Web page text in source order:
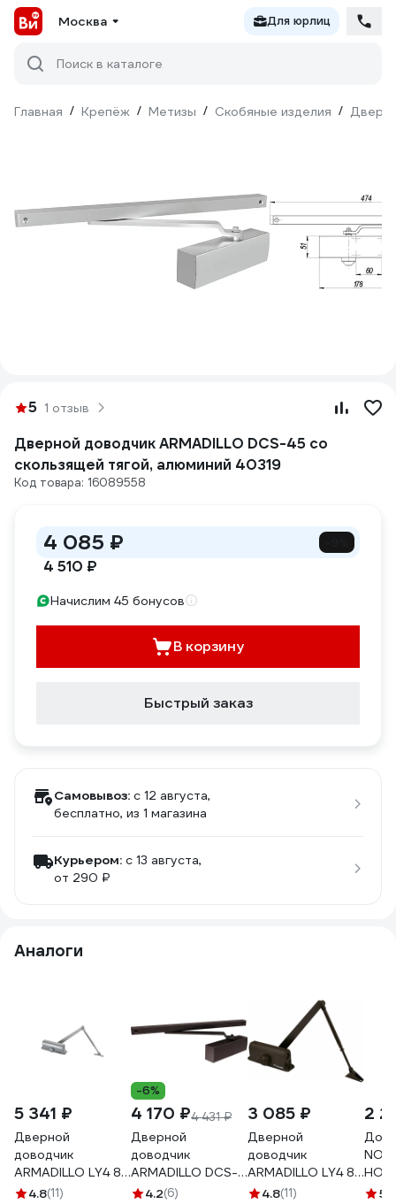
Москва Для юрлиц
Поиск в каталоге
Главная / Крепёж / Метизы / Скобяные изделия /
5 1 отзыв
Дверной доводчик ARMADILLO DCS-45 со
скользящей тягой, алюминий 40319
Код товара: 16089558
4 085 ₽
4 510 ₽
Начислим 45 бонусов
В корзину
Быстрый заказ
Самовывоз: c 12 августа,
бесплатно, из 1 магазина
Курьером: c 13 августа,
от 290 ₽
Аналоги
5 341 ₽
Дверной
доводчик
ARMADILLO LY4 85
кг, морозостойкий,
4.8(11)
-6%
4 170 ₽4 431 ₽
Дверной
доводчик
ARMADILLO DCS-
85 со скользящей
4.2(6)
3 085 ₽
Дверной
доводчик
ARMADILLO LY4 85
кг, морозостойкий,
4.8(11)
2
HO
5